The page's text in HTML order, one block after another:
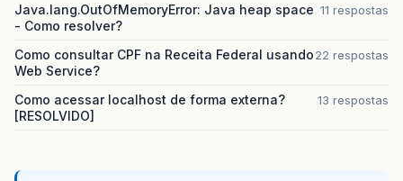
Java.lang.OutOfMemoryError: Java heap space
- Como resolver?
11 respostas
Como consultar CPF na Receita Federal usando
Web Service?
22 respostas
Como acessar localhost de forma externa?
[RESOLVIDO]
13 respostas